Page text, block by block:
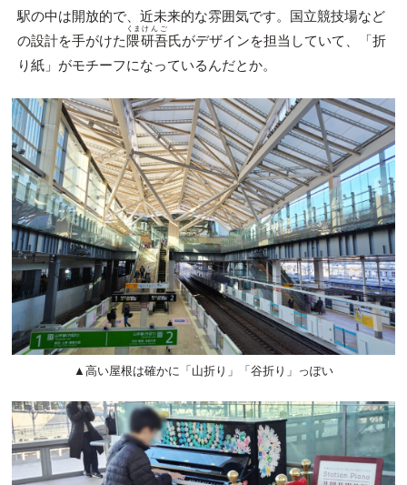
駅の中は開放的で、近未来的な雰囲気です。国立競技場など
の設計を手がけた隈
くま
研吾
けんご
氏がデザインを担当していて、「折
り紙」がモチーフになっているんだとか。
▲高い屋根は確かに「山折り」「谷折り」っぽい